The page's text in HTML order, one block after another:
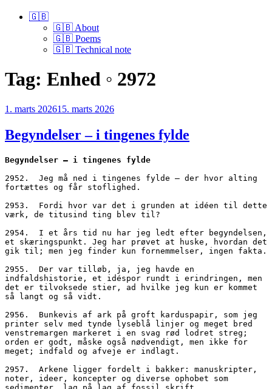
🇬🇧
🇬🇧 About
🇬🇧 Poems
🇬🇧 Technical note
Tag: Enhed ◦ 2972
Udgivet
1. marts 202615. marts 2026
Begyndelser – i tingenes fylde
Begyndelser – i tingenes fylde
2952.  Jeg må ned i tingenes fylde – der hvor alting
fortættes og får stoflighed.
2953.  Fordi hvor var det i grunden at idéen til dette
værk, de titusind ting blev til?
2954.  I et års tid nu har jeg ledt efter begyndelsen,
et skæringspunkt. Jeg har prøvet at huske, hvordan det
gik til; men jeg finder kun fornemmelser, ingen fakta.
2955.  Der var tilløb, ja, jeg havde en
indfaldshistorie, et idéspor rundt i erindringen, men
det er tilvoksede stier, ad hvilke jeg kun er kommet
så langt og så vidt.
2956.  Bunkevis af ark på groft karduspapir, som jeg
printer selv med tynde lyseblå linjer og meget bred
venstremargen markeret i en svag rød lodret streg;
orden er godt, måske også nødvendigt, men ikke for
meget; indfald og afveje er indlagt.
2957.  Arkene ligger fordelt i bakker: manuskripter,
noter, ideer, koncepter og diverse ophobet som